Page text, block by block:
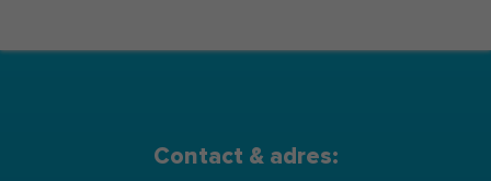
Contact & adres: